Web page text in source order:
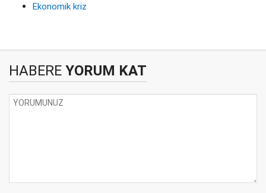
Ekonomik kriz
HABERE YORUM KAT